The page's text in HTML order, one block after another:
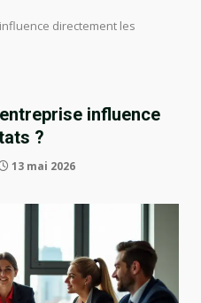
directement les
influence
?
13 mai 2026